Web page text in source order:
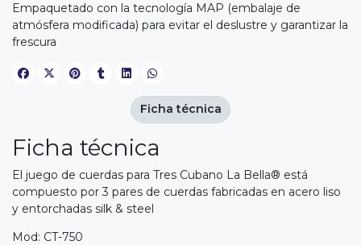
Empaquetado con la tecnología MAP (embalaje de
atmósfera modificada) para evitar el deslustre y garantizar la
frescura
Ficha técnica
El juego de cuerdas para Tres Cubano La Bella® está
compuesto por 3 pares de cuerdas fabricadas en acero liso
y entorchadas silk & steel
Mod: CT-750
Ficha técnica